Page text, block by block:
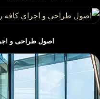
اصول طراحی و